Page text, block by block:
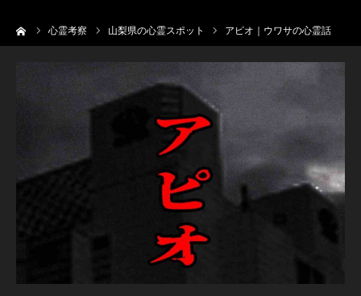
心霊考察 山梨県の心霊スポット アピオ｜ウワサの心霊話